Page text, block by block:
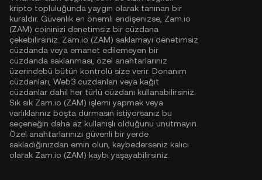
kripto topluluğunda yaygın olarak tanınan bir
kuraldır. Güvenlik en önemli endişenizse, Zam.io
(ZAM) coininizi denetimsiz bir cüzdana
çekebilirsiniz. Zam.io (ZAM) saklamayı denetimsiz
cüzdanda veya emanet edilemeyen bir
cüzdanda saklanması, özel anahtarlarınız
üzerindebü bütün kontrolü size verir. Donanım
cüzdanları, Web3 cüzdanları veya kağıt
cüzdanlar dahil her türlü cüzdanı kullanabilirsiniz.
Sık sık Zam.io (ZAM) işlemi yapmak veya
varlıklarınız boşta durmasın istiyorsanız bu
seçeneğin daha az kullanışlı olduğunu unutmayın.
Özel anahtarlarınızı güvenli bir yerde
sakladığınızdan emin olun, kaybederseniz kalıcı
olarak Zam.io (ZAM) kaybı yaşayabilirsiniz.